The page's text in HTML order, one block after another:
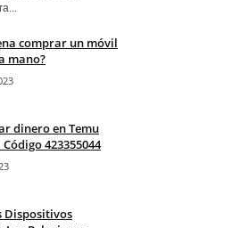
comprar un móvil
mano?
dinero en Temu
423355044
Dispositivos